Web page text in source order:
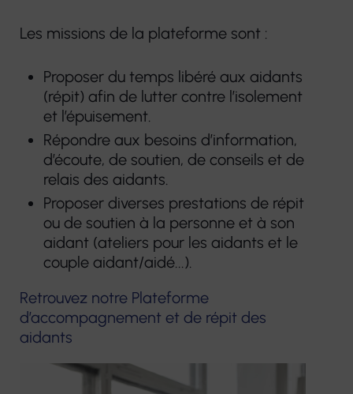
Les missions de la plateforme sont :
Proposer du temps libéré aux aidants
(répit) afin de lutter contre l’isolement
et l’épuisement.
Répondre aux besoins d’information,
d’écoute, de soutien, de conseils et de
relais des aidants.
Proposer diverses prestations de répit
ou de soutien à la personne et à son
aidant (ateliers pour les aidants et le
couple aidant/aidé...).
Retrouvez notre Plateforme
d’accompagnement et de répit des
aidants